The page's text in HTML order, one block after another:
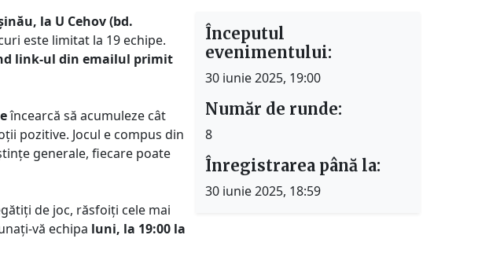
la U Cehov (bd.
este limitat la 19 echipe.
link-ul din emailul primit
încearcă să acumuleze cât
pozitive. Jocul e compus din
generale, fiecare poate
de joc, răsfoiți cele mai
vă echipa luni, la 19:00 la
Începutul
evenimentului:
30 iunie 2025, 19:00
Număr de runde:
8
Înregistrarea până la:
30 iunie 2025, 18:59